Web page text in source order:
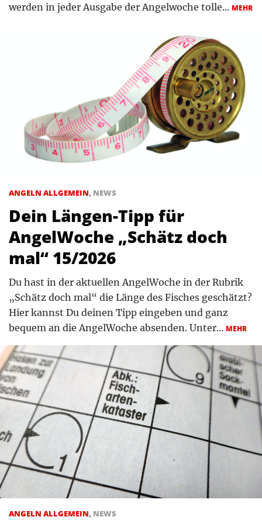
werden in jeder Ausgabe der Angelwoche tolle... MEHR
ANGELN ALLGEMEIN, NEWS
Dein Längen-Tipp für
AngelWoche „Schätz doch
mal“ 15/2026
Du hast in der aktuellen AngelWoche in der Rubrik
„Schätz doch mal“ die Länge des Fisches geschätzt?
Hier kannst Du deinen Tipp eingeben und ganz
bequem an die AngelWoche absenden. Unter... MEHR
ANGELN ALLGEMEIN, NEWS